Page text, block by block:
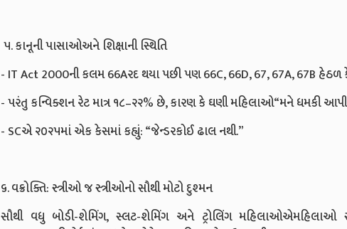
૫. કાનૂની પાસાઓઅને શિક્ષાની સ્થિતિ
- IT Act 2000ની કલમ 66Aરદ થયા પછી પણ 66C, 66D, 67, 67A, 67B
- પરંતુ કન્વિક્શન રેટ માત્ર ૧૮–૨૨% છે, કારણ કે ઘણી મહિલાઓ“મને ધમકી
- SCએ ૨૦૨૫માં એક કેસમાં કહ્યું: “જેન્ડરકોઈ ઢાલ નથી.”
૬. વક્રોક્તિ: સ્ત્રીઓ જ સ્ત્રીઓનો સૌથી મોટો દુશ્મન
સૌથી વધુ બોડી-શેમિંગ, સ્લટ-શેમિંગ અને ટ્રોલિંગ મહિલાઓએમહિલાઓ